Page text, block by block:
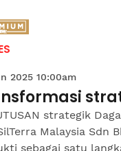
2025 10:00am
strategik
Malaysia Sdn
sebagai satu